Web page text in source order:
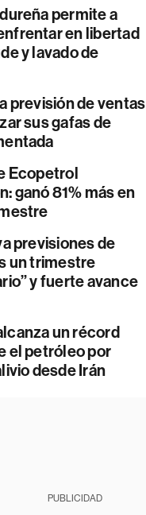
permite a
en libertad
y lavado de
previsión de ventas
sus gafas de
Ecopetrol
ganó 81% más en
previsiones de
un trimestre
y fuerte avance
un récord
el petróleo por
desde Irán
PUBLICIDAD